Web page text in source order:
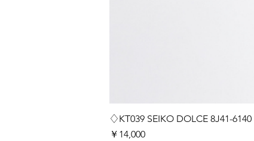
♢KT039 SEIKO DOLCE 8J41-
価格
￥14,000